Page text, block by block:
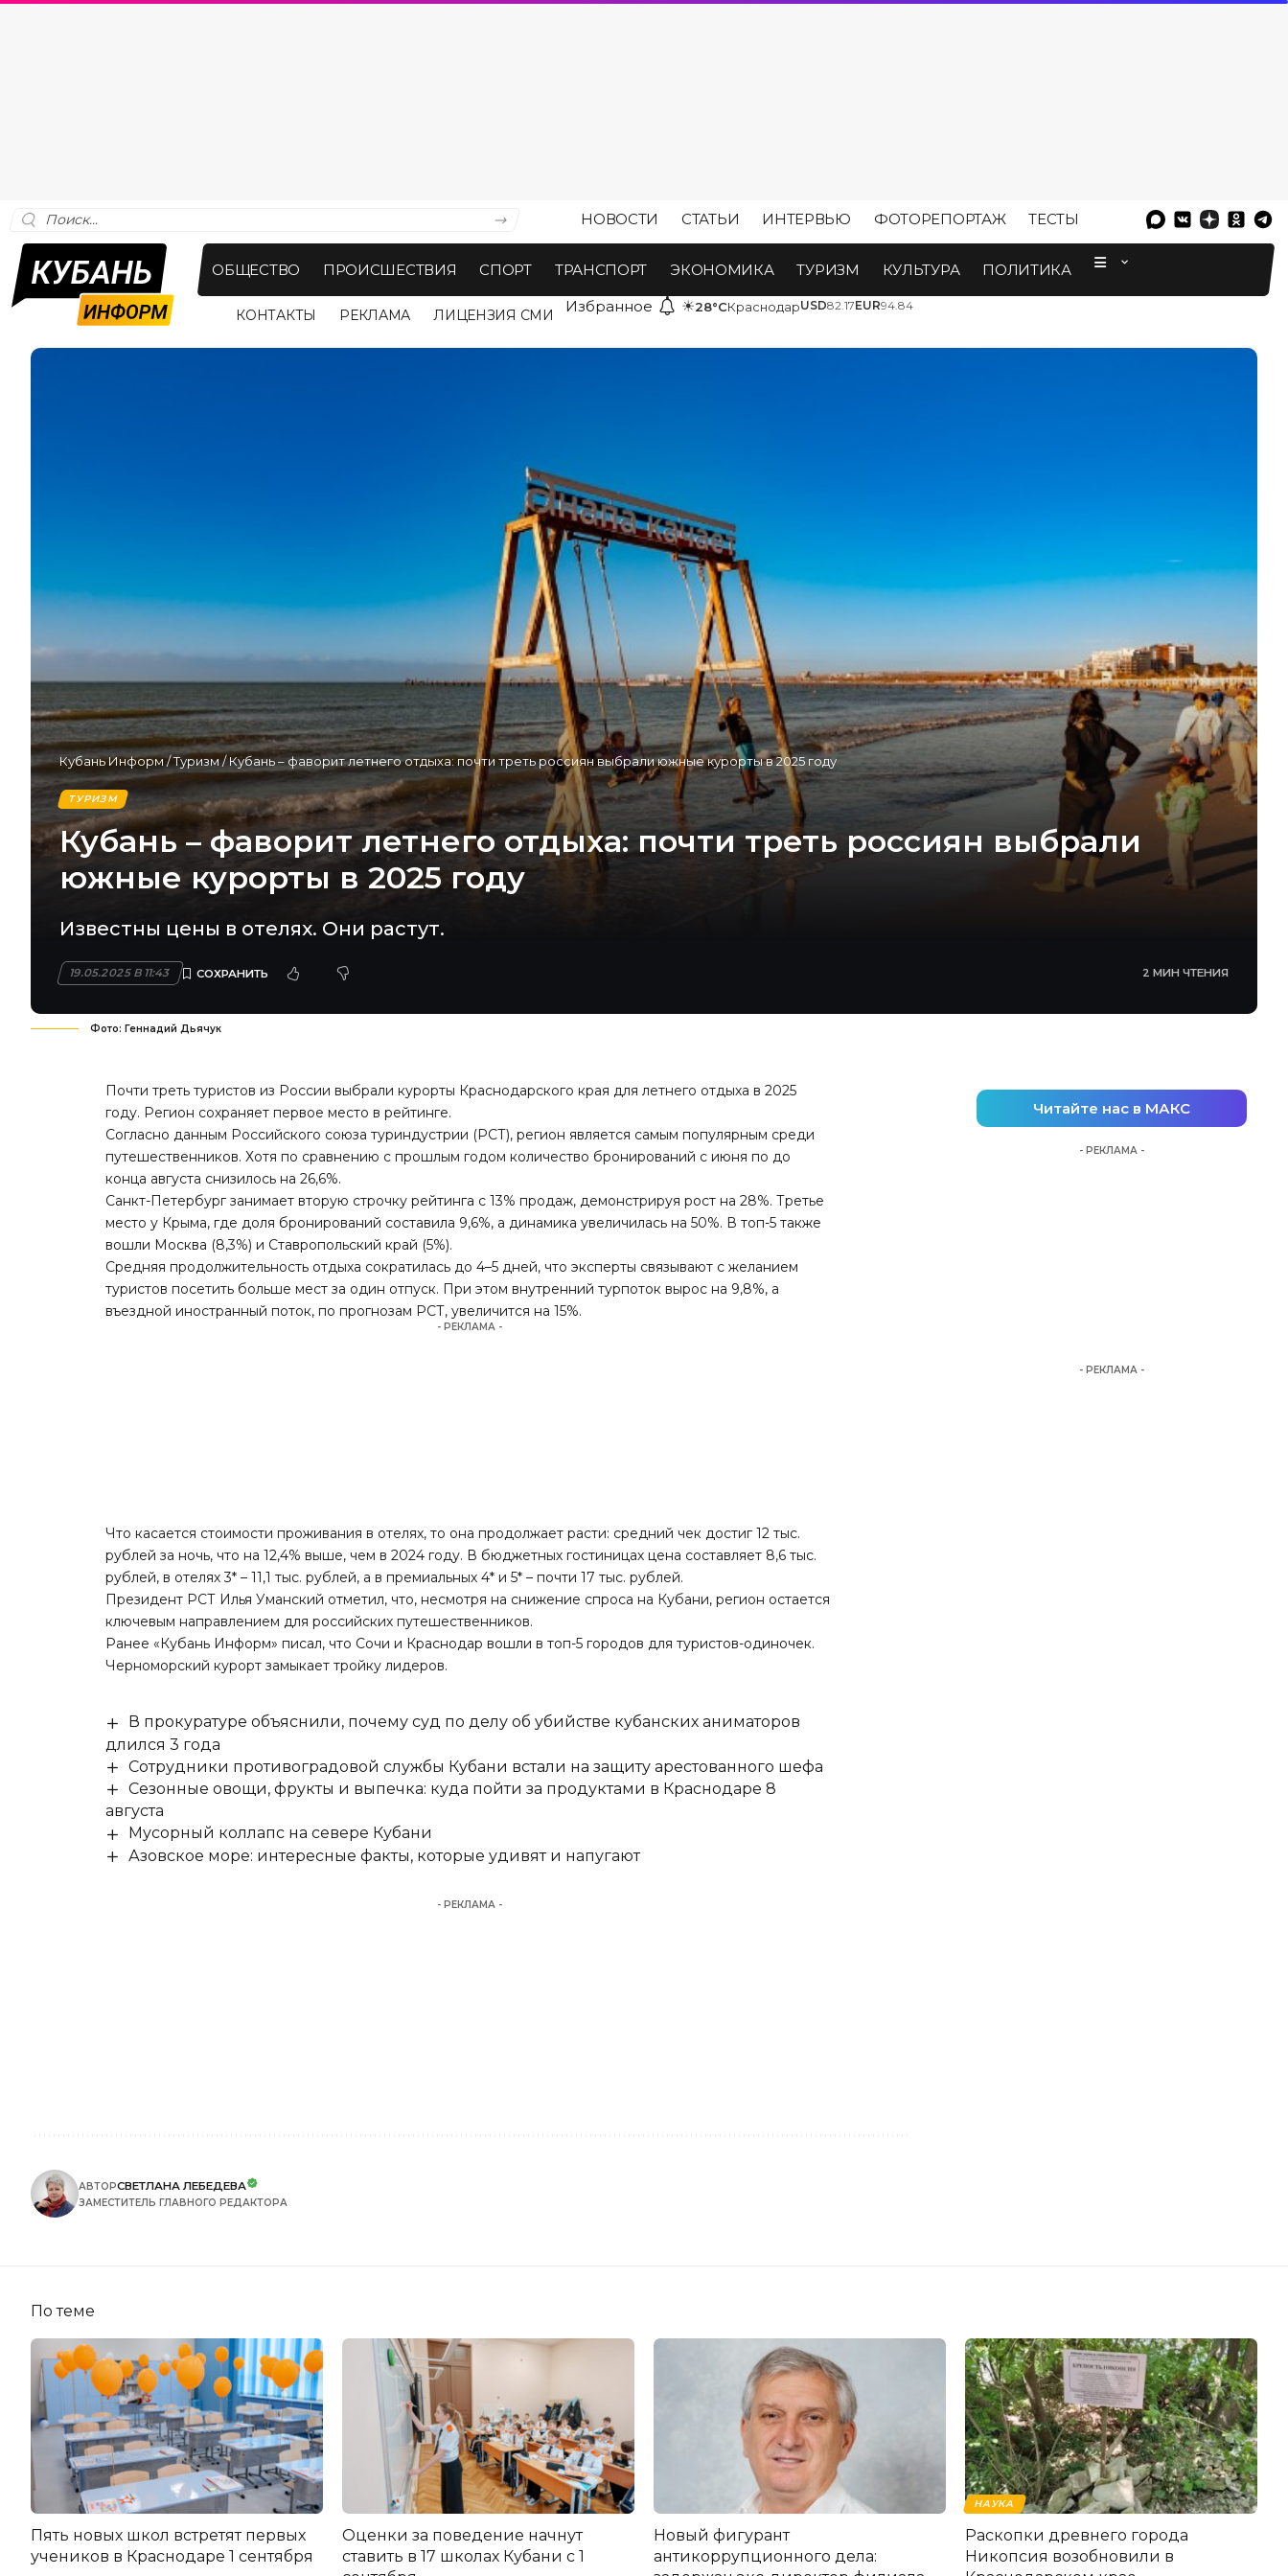
НОВОСТИ СТАТЬИ ИНТЕРВЬЮ ФОТОРЕПОРТАЖ ТЕСТЫ
ОБЩЕСТВО ПРОИСШЕСТВИЯ СПОРТ ТРАНСПОРТ ЭКОНОМИКА ТУРИЗМ КУЛЬТУРА ПОЛИТИКА
КОНТАКТЫ РЕКЛАМА ЛИЦЕНЗИЯ СМИ Избранное ☀28°CКраснодарUSD82.17EUR94.84
Кубань Информ/Туризм/Кубань – фаворит летнего отдыха: почти треть россиян выбрали южные курорты в 2025 году
ТУРИЗМ
Кубань – фаворит летнего отдыха: почти треть россиян выбрали
южные курорты в 2025 году
Известны цены в отелях. Они растут.
19.05.2025 В 11:43 2 МИН ЧТЕНИЯ
Фото: Геннадий Дьячук
Почти треть туристов из России выбрали курорты Краснодарского края для летнего отдыха в 2025
году. Регион сохраняет первое место в рейтинге.
Согласно данным Российского союза туриндустрии (РСТ), регион является самым популярным среди
путешественников. Хотя по сравнению с прошлым годом количество бронирований с июня по до
конца августа снизилось на 26,6%.
Санкт-Петербург занимает вторую строчку рейтинга с 13% продаж, демонстрируя рост на 28%. Третье
место у Крыма, где доля бронирований составила 9,6%, а динамика увеличилась на 50%. В топ-5 также
вошли Москва (8,3%) и Ставропольский край (5%).
Средняя продолжительность отдыха сократилась до 4–5 дней, что эксперты связывают с желанием
туристов посетить больше мест за один отпуск. При этом внутренний турпоток вырос на 9,8%, а
въездной иностранный поток, по прогнозам РСТ, увеличится на 15%.
- РЕКЛАМА -
Что касается стоимости проживания в отелях, то она продолжает расти: средний чек достиг 12 тыс.
рублей за ночь, что на 12,4% выше, чем в 2024 году. В бюджетных гостиницах цена составляет 8,6 тыс.
рублей, в отелях 3* – 11,1 тыс. рублей, а в премиальных 4* и 5* – почти 17 тыс. рублей.
Президент РСТ Илья Уманский отметил, что, несмотря на снижение спроса на Кубани, регион остается
ключевым направлением для российских путешественников.
Ранее «Кубань Информ» писал, что Сочи и Краснодар вошли в топ-5 городов для туристов-одиночек.
Черноморский курорт замыкает тройку лидеров.
В прокуратуре объяснили, почему суд по делу об убийстве кубанских аниматоров
длился 3 года
Сотрудники противоградовой службы Кубани встали на защиту арестованного шефа
Сезонные овощи, фрукты и выпечка: куда пойти за продуктами в Краснодаре 8
августа
Мусорный коллапс на севере Кубани
Азовское море: интересные факты, которые удивят и напугают
- РЕКЛАМА -
АВТОРСВЕТЛАНА ЛЕБЕДЕВА
ЗАМЕСТИТЕЛЬ ГЛАВНОГО РЕДАКТОРА
Читайте нас в МАКС
- РЕКЛАМА -
- РЕКЛАМА -
По теме
Пять новых школ встретят первых
учеников в Краснодаре 1 сентября
Оценки за поведение начнут
ставить в 17 школах Кубани с 1
Новый фигурант
антикоррупционного дела:
НАУКА
Раскопки древнего города
Никопсия возобновили в